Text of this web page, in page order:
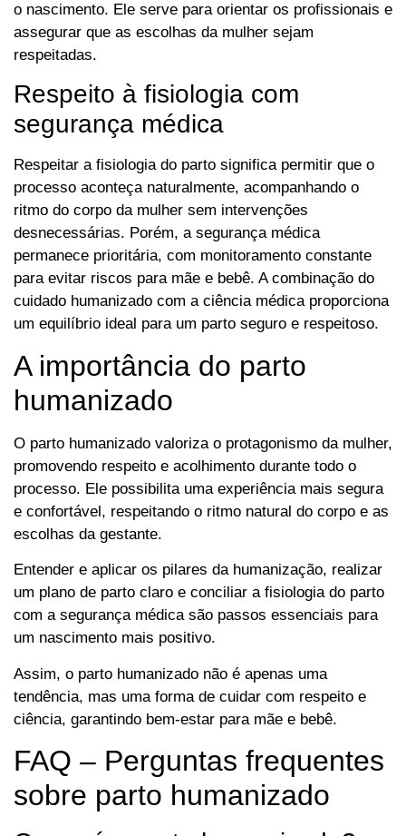
o nascimento. Ele serve para orientar os profissionais e
assegurar que as escolhas da mulher sejam
respeitadas.
Respeito à fisiologia com
segurança médica
Respeitar a fisiologia do parto significa permitir que o
processo aconteça naturalmente, acompanhando o
ritmo do corpo da mulher sem intervenções
desnecessárias. Porém, a segurança médica
permanece prioritária, com monitoramento constante
para evitar riscos para mãe e bebê. A combinação do
cuidado humanizado com a ciência médica proporciona
um equilíbrio ideal para um parto seguro e respeitoso.
A importância do parto
humanizado
O parto humanizado valoriza o protagonismo da mulher,
promovendo respeito e acolhimento durante todo o
processo. Ele possibilita uma experiência mais segura
e confortável, respeitando o ritmo natural do corpo e as
escolhas da gestante.
Entender e aplicar os pilares da humanização, realizar
um plano de parto claro e conciliar a fisiologia do parto
com a segurança médica são passos essenciais para
um nascimento mais positivo.
Assim, o parto humanizado não é apenas uma
tendência, mas uma forma de cuidar com respeito e
ciência, garantindo bem-estar para mãe e bebê.
FAQ – Perguntas frequentes
sobre parto humanizado